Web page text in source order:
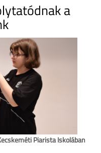
a
Piarista Iskolában